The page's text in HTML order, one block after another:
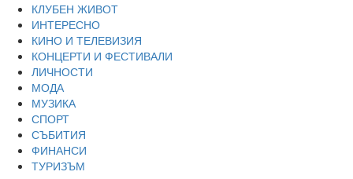
КЛУБЕН ЖИВОТ
ИНТЕРЕСНО
КИНО И ТЕЛЕВИЗИЯ
КОНЦЕРТИ И ФЕСТИВАЛИ
ЛИЧНОСТИ
МОДА
МУЗИКА
СПОРТ
СЪБИТИЯ
ФИНАНСИ
ТУРИЗЪМ